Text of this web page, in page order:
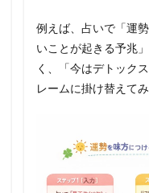
例えば、占いで「運
いことが起きる予兆
く、「今はデトック
レームに掛け替えてみ